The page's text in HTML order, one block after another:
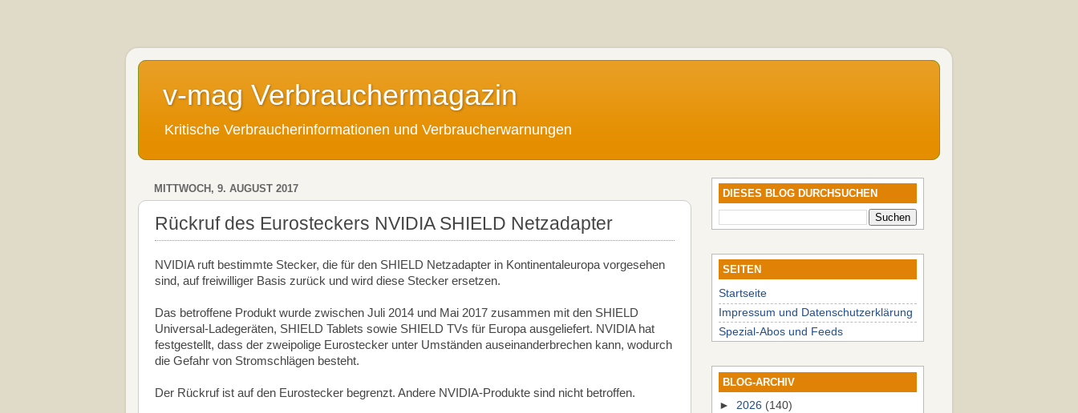
v-mag Verbrauchermagazin
Kritische Verbraucherinformationen und Verbraucherwarnungen
MITTWOCH, 9. AUGUST 2017
Rückruf des Eurosteckers NVIDIA SHIELD Netzadapter
NVIDIA ruft bestimmte Stecker, die für den SHIELD Netzadapter in Kontinentaleuropa vorgesehen
sind, auf freiwilliger Basis zurück und wird diese Stecker ersetzen.
Das betroffene Produkt wurde zwischen Juli 2014 und Mai 2017 zusammen mit den SHIELD
Universal-Ladegeräten, SHIELD Tablets sowie SHIELD TVs für Europa ausgeliefert. NVIDIA hat
festgestellt, dass der zweipolige Eurostecker unter Umständen auseinanderbrechen kann, wodurch
die Gefahr von Stromschlägen besteht.
Der Rückruf ist auf den Eurostecker begrenzt. Andere NVIDIA-Produkte sind nicht betroffen.
DIESES BLOG DURCHSUCHEN
SEITEN
Startseite
Impressum und Datenschutzerklärung
Spezial-Abos und Feeds
BLOG-ARCHIV
► 2026 (140)